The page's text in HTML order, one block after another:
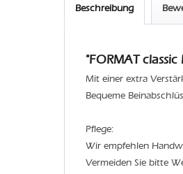
Beschreibung
"FORMAT
Mit einer extra
Bequeme
Pflege:
Wir empfehlen
Vermeiden Sie bitte